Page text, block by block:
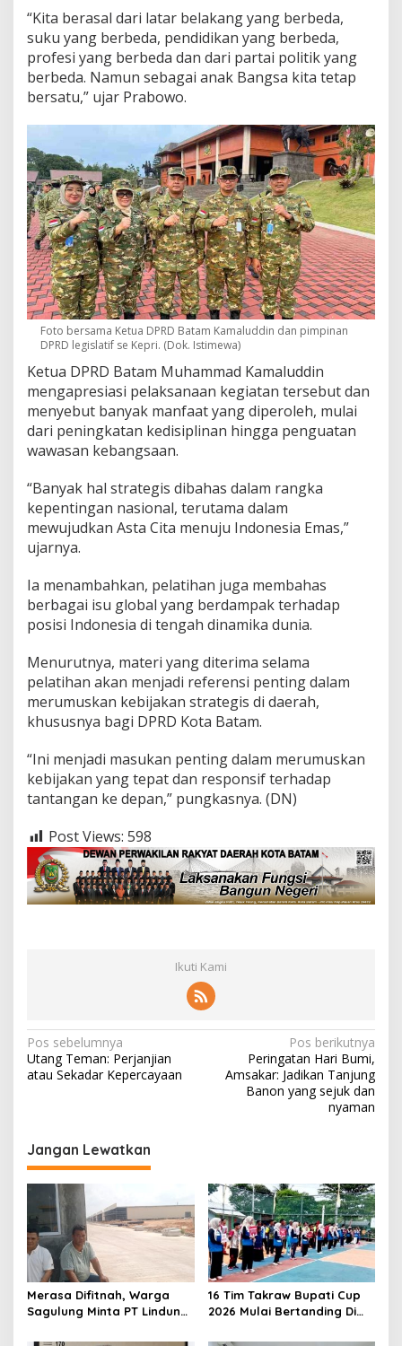
a
s
i
o
n
a
l
d
i
A
k
m
i
l
M
a
g
e
l
a
n
g
“Kita berasal dari latar belakang yang berbeda,
suku yang berbeda, pendidikan yang berbeda,
profesi yang berbeda dan dari partai politik yang
berbeda. Namun sebagai anak Bangsa kita tetap
bersatu,” ujar Prabowo.
Foto bersama Ketua DPRD Batam Kamaluddin dan pimpinan
DPRD legislatif se Kepri. (Dok. Istimewa)
Ketua DPRD Batam Muhammad Kamaluddin
mengapresiasi pelaksanaan kegiatan tersebut dan
menyebut banyak manfaat yang diperoleh, mulai
dari peningkatan kedisiplinan hingga penguatan
wawasan kebangsaan.
“Banyak hal strategis dibahas dalam rangka
kepentingan nasional, terutama dalam
mewujudkan Asta Cita menuju Indonesia Emas,”
ujarnya.
Ia menambahkan, pelatihan juga membahas
berbagai isu global yang berdampak terhadap
posisi Indonesia di tengah dinamika dunia.
Menurutnya, materi yang diterima selama
pelatihan akan menjadi referensi penting dalam
merumuskan kebijakan strategis di daerah,
khususnya bagi DPRD Kota Batam.
“Ini menjadi masukan penting dalam merumuskan
kebijakan yang tepat dan responsif terhadap
tantangan ke depan,” pungkasnya. (DN)
Post Views: 598
Ikuti Kami
N
a
g
a
i
p
o
s
Pos sebelumnya
Utang Teman: Perjanjian
atau Sekadar Kepercayaan
Pos berikutnya
Peringatan Hari Bumi,
Amsakar: Jadikan Tanjung
Banon yang sejuk dan
nyaman
Jangan Lewatkan
Merasa Difitnah, Warga
Sagulung Minta PT Lindung
16 Tim Takraw Bupati Cup
2026 Mulai Bertanding Di